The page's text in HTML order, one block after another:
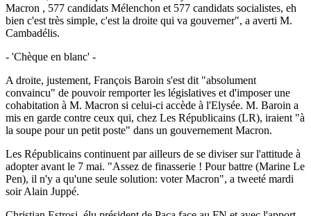
Macron , 577 candidats Mélenchon et 577 candidats socialistes, eh
bien c'est très simple, c'est la droite qui va gouverner", a averti M.
Cambadélis.
- 'Chèque en blanc' -
A droite, justement, François Baroin s'est dit "absolument
convaincu" de pouvoir remporter les législatives et d'imposer une
cohabitation à M. Macron si celui-ci accède à l'Elysée. M. Baroin a
mis en garde contre ceux qui, chez Les Républicains (LR), iraient "à
la soupe pour un petit poste" dans un gouvernement Macron.
Les Républicains continuent par ailleurs de se diviser sur l'attitude à
adopter avant le 7 mai. "Assez de finasserie ! Pour battre (Marine Le
Pen), il n'y a qu'une seule solution: voter Macron", a tweeté mardi
soir Alain Juppé.